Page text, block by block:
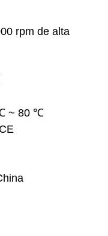
rpm de alta
~ 80 ℃